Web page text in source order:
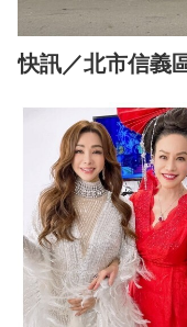
快訊／北市信義